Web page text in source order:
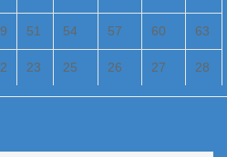
51 54 57 60 63
23 25 26 27 28